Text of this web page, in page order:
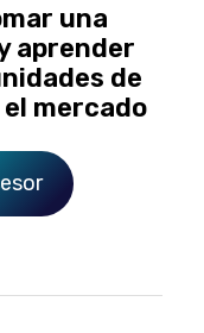
una
aprender
de
mercado